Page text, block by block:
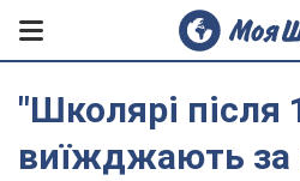
"Школярі після
виїжджають за